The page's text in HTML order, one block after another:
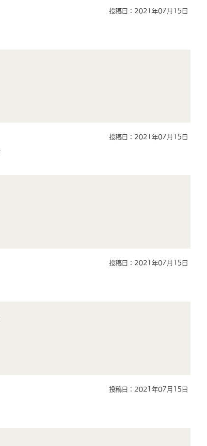
投稿日：2021年07月15日
投稿日：2021年07月15日
投稿日：2021年07月15日
投稿日：2021年07月15日